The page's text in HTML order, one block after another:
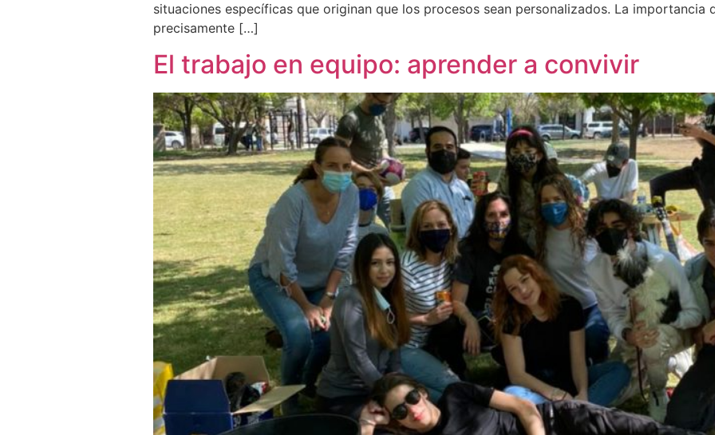
situaciones específicas que originan que los procesos sean personalizados. La importancia
precisamente […]
El trabajo en equipo: aprender a convivir